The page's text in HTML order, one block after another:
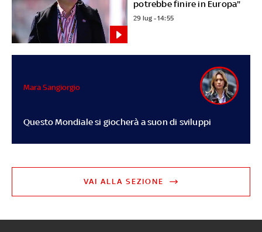
potrebbe finire in Europa"
29 lug - 14:55
Questo Mondiale si giocherà a suon di sviluppi
Mara Sangiorgio
VAI ALLA SEZIONE